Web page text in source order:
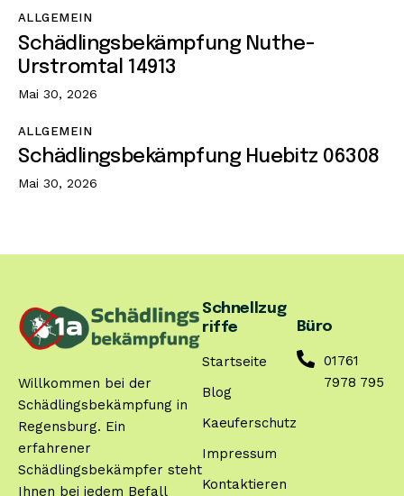
ALLGEMEIN
Schädlingsbekämpfung Nuthe-
Urstromtal 14913
Mai 30, 2026
ALLGEMEIN
Schädlingsbekämpfung Huebitz 06308
Mai 30, 2026
Willkommen bei der
Schädlingsbekämpfung in
Regensburg. Ein
erfahrener
Schädlingsbekämpfer steht
Ihnen bei jedem Befall
Schnellzug
riffe
Startseite
Blog
Kaeuferschutz
Impressum
Kontaktieren
Büro
01761
7978 795